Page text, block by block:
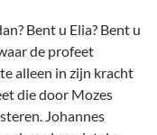
Bent u Elia? Bent u
de profeet
alleen in zijn kracht
die door Mozes
Johannes